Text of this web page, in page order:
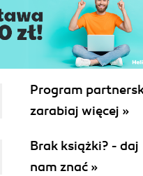
kolekcji i ich stosowanie (54)
domowy: kto powinien
- eliminowanie błędów
(57)
(58)
po stronie klienta (60)
po stronie serwera (65)
Program
zarabiaj więcej »
Brak książki? - daj
nam znać »